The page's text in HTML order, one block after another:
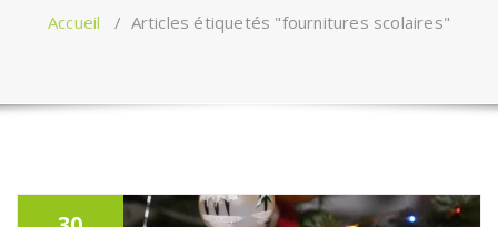
Accueil / Articles étiquetés "fournitures scolaires"